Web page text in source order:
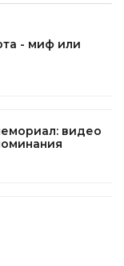
- миф или
видео